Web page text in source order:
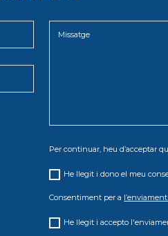
Per continuar, heu d’acceptar
He llegit i dono el meu
Consentiment per a
He llegit i accepto